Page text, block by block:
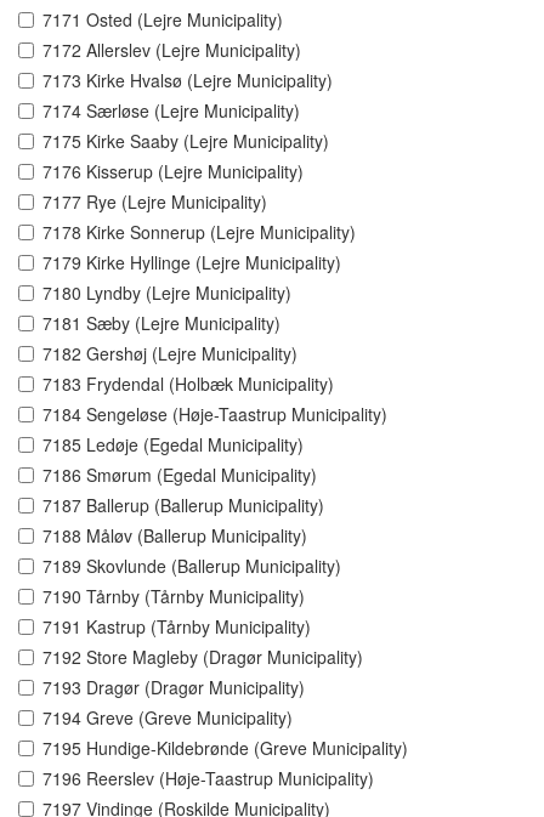
7171 Osted (Lejre Municipality)
7172 Allerslev (Lejre Municipality)
7173 Kirke Hvalsø (Lejre Municipality)
7174 Særløse (Lejre Municipality)
7175 Kirke Saaby (Lejre Municipality)
7176 Kisserup (Lejre Municipality)
7177 Rye (Lejre Municipality)
7178 Kirke Sonnerup (Lejre Municipality)
7179 Kirke Hyllinge (Lejre Municipality)
7180 Lyndby (Lejre Municipality)
7181 Sæby (Lejre Municipality)
7182 Gershøj (Lejre Municipality)
7183 Frydendal (Holbæk Municipality)
7184 Sengeløse (Høje-Taastrup Municipality)
7185 Ledøje (Egedal Municipality)
7186 Smørum (Egedal Municipality)
7187 Ballerup (Ballerup Municipality)
7188 Måløv (Ballerup Municipality)
7189 Skovlunde (Ballerup Municipality)
7190 Tårnby (Tårnby Municipality)
7191 Kastrup (Tårnby Municipality)
7192 Store Magleby (Dragør Municipality)
7193 Dragør (Dragør Municipality)
7194 Greve (Greve Municipality)
7195 Hundige-Kildebrønde (Greve Municipality)
7196 Reerslev (Høje-Taastrup Municipality)
7197 Vindinge (Roskilde Municipality)